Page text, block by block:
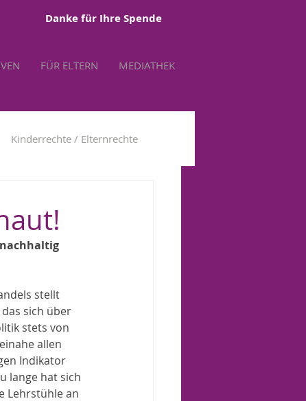
Danke für Ihre Spende
FÜR ELTERN MEDIATHEK
Kinderrechte / Elternrechte
stellt
sich über
stets von
allen
Indikator
lange hat sich
Lehrstühle an